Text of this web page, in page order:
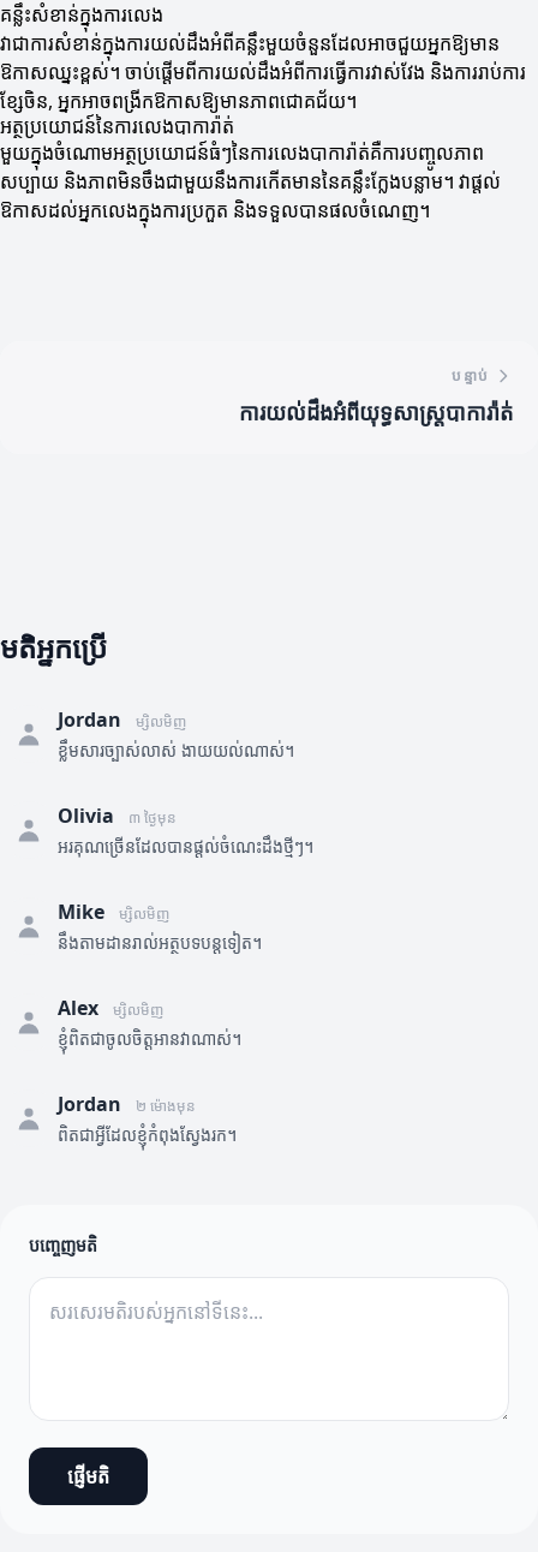
គន្លឹះសំខាន់ក្នុងការលេង
វាជាការសំខាន់ក្នុងការយល់ដឹងអំពីគន្លឹះមួយចំនួនដែលអាចជួយអ្នកឱ្យមាន
ឱកាសឈ្នះខ្ពស់។ ចាប់ផ្តើមពីការយល់ដឹងអំពីការធ្វើការវាស់វែង និងការរាប់ការ
ខ្សែចិន, អ្នកអាចពង្រីកឱកាសឱ្យមានភាពជោគជ័យ។
អត្ថប្រយោជន៍នៃការលេងបាការ៉ាត់
មួយក្នុងចំណោមអត្ថប្រយោជន៍ធំៗនៃការលេងបាការ៉ាត់គឺការបញ្ចូលភាព
សប្បាយ និងភាពមិនចឹងជាមួយនឹងការកើតមាននៃគន្លឹះក្លែងបន្លាម។ វាផ្តល់
ឱកាសដល់អ្នកលេងក្នុងការប្រកួត និងទទួលបានផលចំណេញ។
បន្ទាប់
ការយល់ដឹងអំពីយុទ្ធសាស្ត្របាការ៉ាត់
មតិអ្នកប្រើ
Jordan ម្សិលមិញ
ខ្លឹមសារច្បាស់លាស់ ងាយយល់ណាស់។
Olivia ៣ ថ្ងៃមុន
អរគុណច្រើនដែលបានផ្តល់ចំណេះដឹងថ្មីៗ។
Mike ម្សិលមិញ
នឹងតាមដានរាល់អត្ថបទបន្តទៀត។
Alex ម្សិលមិញ
ខ្ញុំពិតជាចូលចិត្តអានវាណាស់។
Jordan ២ ម៉ោងមុន
ពិតជាអ្វីដែលខ្ញុំកំពុងស្វែងរក។
បញ្ចេញមតិ
ផ្ញើមតិ